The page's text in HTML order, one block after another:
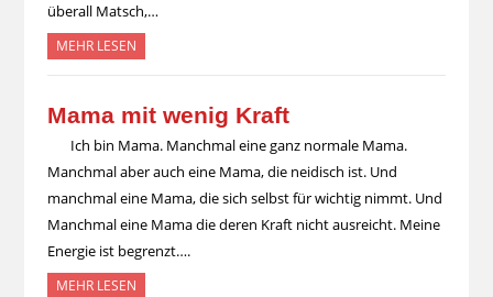
überall Matsch,…
MEHR LESEN
Mama mit wenig Kraft
Ich bin Mama. Manchmal eine ganz normale Mama.
Manchmal aber auch eine Mama, die neidisch ist. Und
manchmal eine Mama, die sich selbst für wichtig nimmt. Und
Manchmal eine Mama die deren Kraft nicht ausreicht. Meine
Energie ist begrenzt….
MEHR LESEN